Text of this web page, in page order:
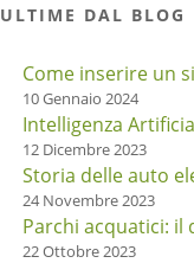
ULTIME DAL BLOG
Come inserire un
10 Gennaio 2024
Intelligenza
12 Dicembre 2023
Storia delle auto
24 Novembre 2023
Parchi acquatici:
22 Ottobre 2023